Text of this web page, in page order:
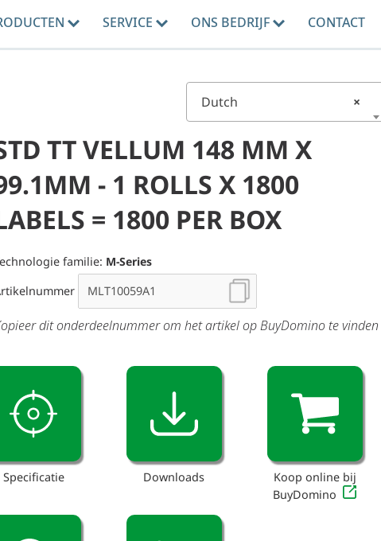
SERVICE ONS BEDRIJF CONTACT
×
Dutch
TT VELLUM 148 MM X
- 1 ROLLS X 1800
= 1800 PER BOX
familie: M-Series
dit onderdeelnummer om het artikel op BuyDomino te vinden
Specificatie Downloads
Koop online bij
BuyDomino